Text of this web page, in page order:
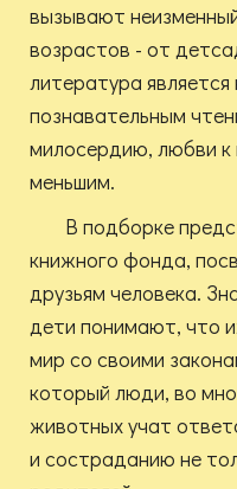
вызывают
возрастов - от
литература
познавательным
милосердию, любви
меньшим.
В подборке
книжного фонда,
друзьям человека.
дети понимают, что
мир со своими
который люди, во
животных учат
и состраданию не